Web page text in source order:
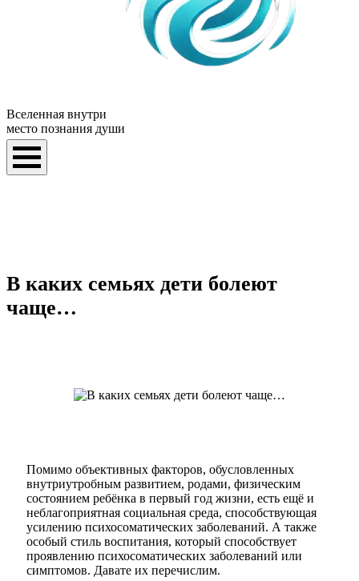
Вселенная внутри
место познания души
В каких семьях дети болеют
чаще…
Помимо объективных факторов, обусловленных
внутриутробным развитием, родами, физическим
состоянием ребёнка в первый год жизни, есть ещё и
неблагоприятная социальная среда, способствующая
усилению психосоматических заболеваний. А также
особый стиль воспитания, который способствует
проявлению психосоматических заболеваний или
симптомов. Давате их перечислим.